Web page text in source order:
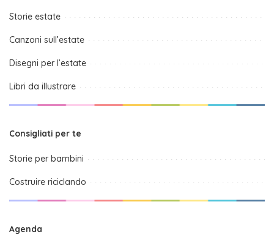
Storie estate
Canzoni sull’estate
Disegni per l’estate
Libri da illustrare
Consigliati per te
Storie per bambini
Costruire riciclando
Agenda